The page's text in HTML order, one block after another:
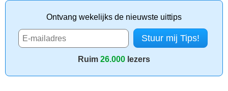
Ontvang wekelijks de nieuwste uittips
Ruim 26.000 lezers